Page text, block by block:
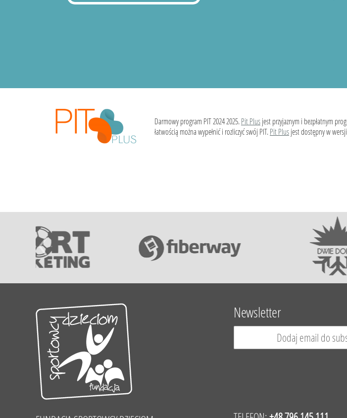
Darmowy program PIT 2024 2025.Pit Plusjest przyjaznym i bezpłatnym
łatwością można wypełnić i rozliczyć swój PIT.Pit Plusjest dostępny w
Newsletter